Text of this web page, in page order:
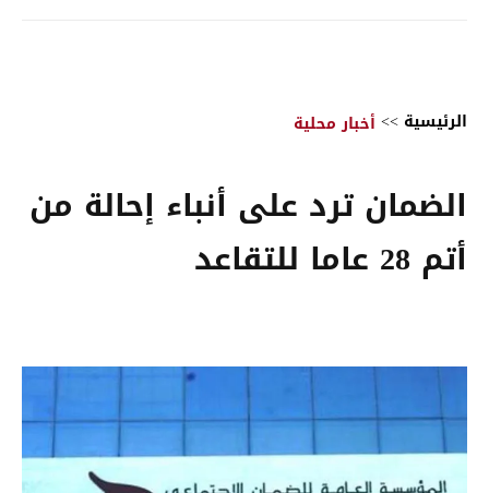
الرئيسية >> أخبار محلية
الضمان ترد على أنباء إحالة من
أتم 28 عاما للتقاعد